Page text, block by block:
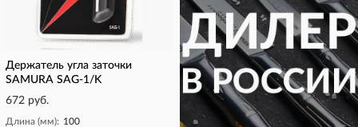
Держатель угла заточки
SAMURA SAG-1/K
672 руб.
Длина (мм): 100